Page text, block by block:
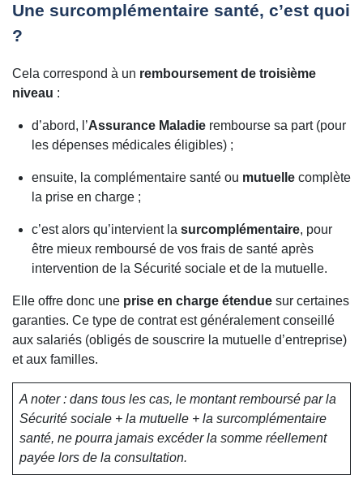
Une surcomplémentaire santé, c’est quoi
?
Cela correspond à un remboursement de troisième
niveau :
d’abord, l’Assurance Maladie rembourse sa part (pour
les dépenses médicales éligibles) ;
ensuite, la complémentaire santé ou mutuelle complète
la prise en charge ;
c’est alors qu’intervient la surcomplémentaire, pour
être mieux remboursé de vos frais de santé après
intervention de la Sécurité sociale et de la mutuelle.
Elle offre donc une prise en charge étendue sur certaines
garanties. Ce type de contrat est généralement conseillé
aux salariés (obligés de souscrire la mutuelle d’entreprise)
et aux familles.
A noter : dans tous les cas, le montant remboursé par la
Sécurité sociale + la mutuelle + la surcomplémentaire
santé, ne pourra jamais excéder la somme réellement
payée lors de la consultation.